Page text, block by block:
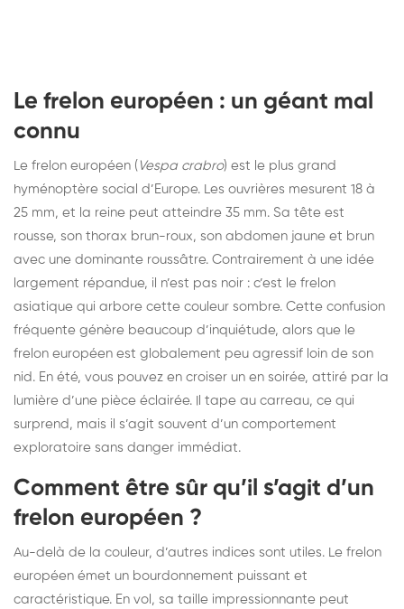
Le frelon européen : un géant mal
connu
Le frelon européen ( Vespa crabro) est le plus grand
hyménoptère social d’Europe. Les ouvrières mesurent 18 à
25 mm, et la reine peut atteindre 35 mm. Sa tête est
rousse, son thorax brun-roux, son abdomen jaune et brun
avec une dominante roussâtre. Contrairement à une idée
largement répandue, il n’est pas noir : c’est le frelon
asiatique qui arbore cette couleur sombre. Cette confusion
fréquente génère beaucoup d’inquiétude, alors que le
frelon européen est globalement peu agressif loin de son
nid. En été, vous pouvez en croiser un en soirée, attiré par la
lumière d’une pièce éclairée. Il tape au carreau, ce qui
surprend, mais il s’agit souvent d’un comportement
exploratoire sans danger immédiat.
Comment être sûr qu’il s’agit d’un
frelon européen ?
Au-delà de la couleur, d’autres indices sont utiles. Le frelon
européen émet un bourdonnement puissant et
caractéristique. En vol, sa taille impressionnante peut